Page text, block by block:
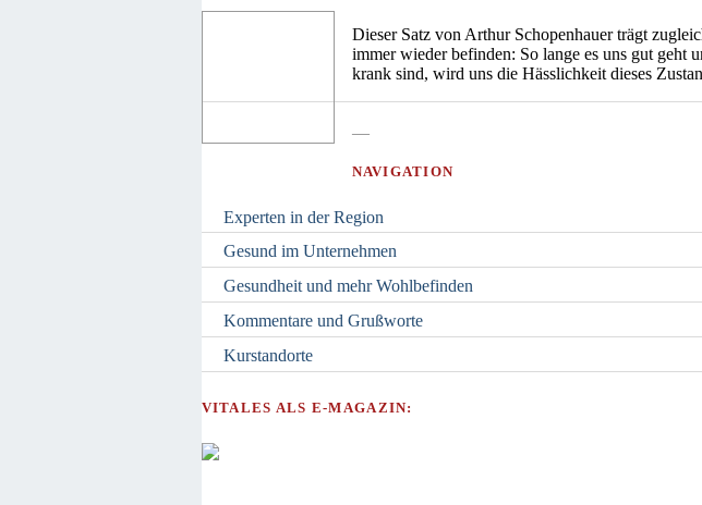
Dieser Satz von Arthur Schopenhauer trägt
immer wieder befinden: So lange es uns gut geht
krank sind, wird uns die Hässlichkeit dieses
—
NAVIGATION
Experten in der Region
Gesund im Unternehmen
Gesundheit und mehr Wohlbefinden
Kommentare und Grußworte
Kurstandorte
VITALES ALS E-MAGAZIN: